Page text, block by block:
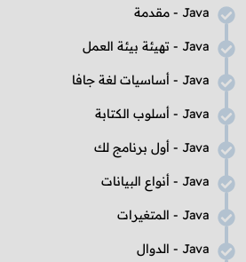
Java - مقدمة
Java - تهيئة بيئة العمل
Java - أساسيات لغة جافا
Java - أسلوب الكتابة
Java - أول برنامج لك
Java - أنواع البيانات
Java - المتغيرات
Java - الدوال